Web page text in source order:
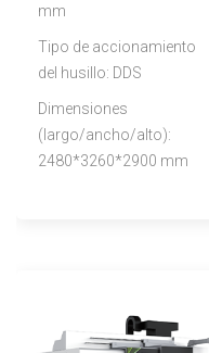
mm
Tipo de accionamiento
del husillo: DDS
Dimensiones
(largo/ancho/alto):
2480*3260*2900 mm